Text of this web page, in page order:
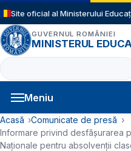
Sari la conținutul principal
Site oficial al Ministerului
GUVERNUL ROMÂNIEI
MINISTERUL
Caută
Meniu
Navigație principală
Cale de navigare
Acasă
Comunicate de presă
Informare privind desfășurarea
Naționale pentru absolvenții